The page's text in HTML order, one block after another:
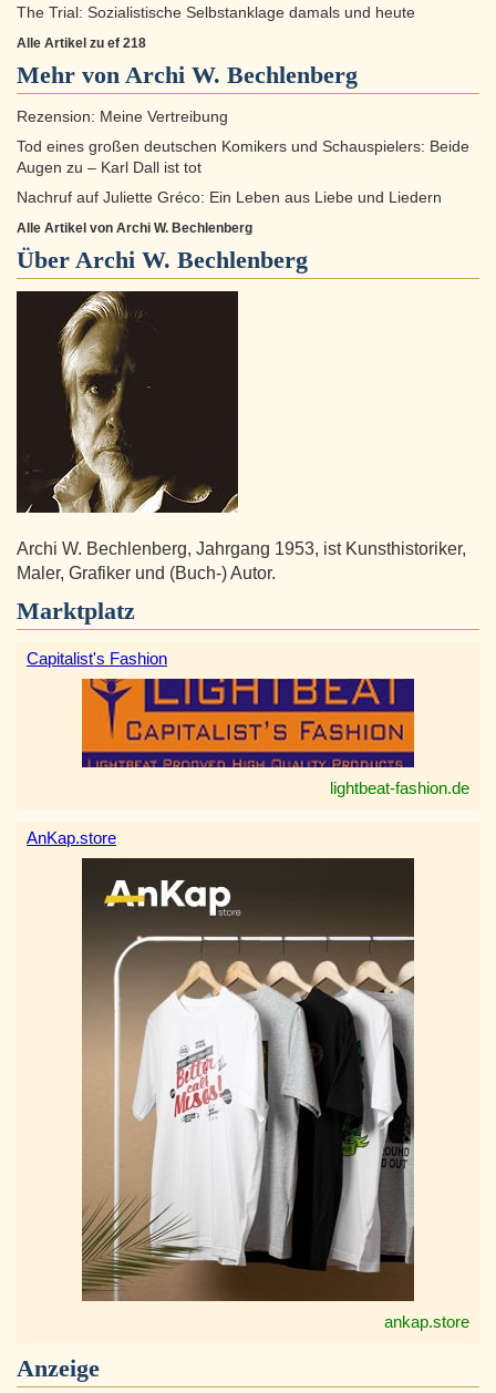
The Trial: Sozialistische Selbstanklage damals und heute
Alle Artikel zu ef 218
Mehr von Archi W. Bechlenberg
Rezension: Meine Vertreibung
Tod eines großen deutschen Komikers und Schauspielers: Beide
Augen zu – Karl Dall ist tot
Nachruf auf Juliette Gréco: Ein Leben aus Liebe und Liedern
Alle Artikel von Archi W. Bechlenberg
Über Archi W. Bechlenberg
Archi W. Bechlenberg, Jahrgang 1953, ist Kunsthistoriker,
Maler, Grafiker und (Buch-) Autor.
Marktplatz
Capitalist's Fashion
lightbeat-fashion.de
AnKap.store
ankap.store
Anzeige